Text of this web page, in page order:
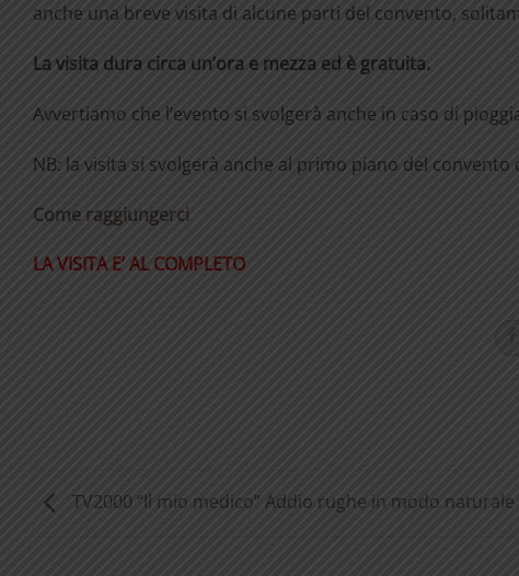
anche una breve visita di alcune parti del convento,
La visita dura circa un’ora e mezza ed è gratuita.
Avvertiamo che l’evento si svolgerà anche in caso di
NB: la visita si svolgerà anche al primo piano del convento
Come raggiungerci
LA VISITA E’ AL COMPLETO
TV2000 “Il mio medico” Addio rughe in modo naturale